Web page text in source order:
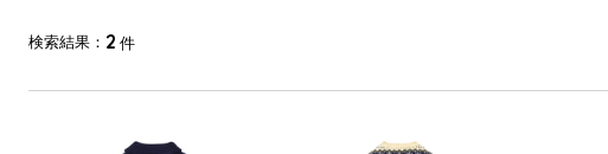
検索結果 2 件